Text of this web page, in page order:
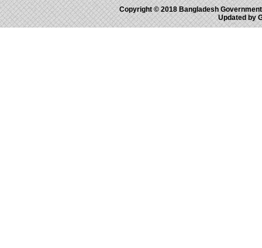
Copyright © 2018 Bangladesh
Updated by